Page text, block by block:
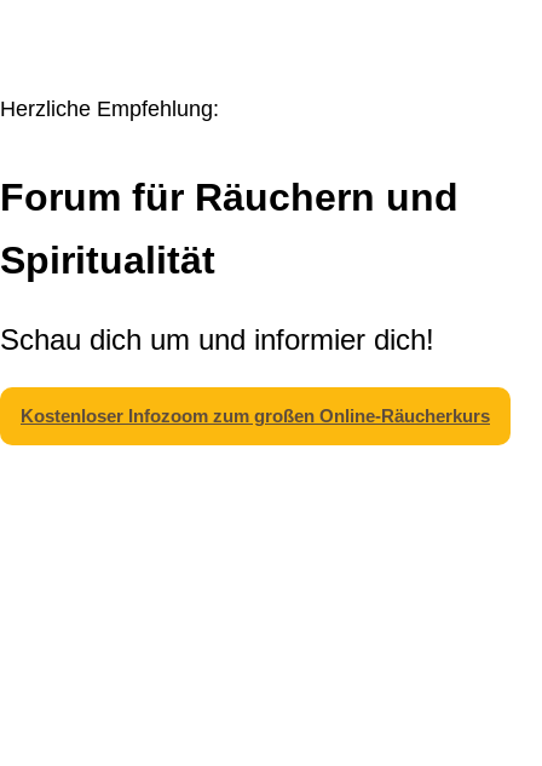
Herzliche Empfehlung:
Forum für Räuchern und
Spiritualität
Schau dich um und informier dich!
Kostenloser Infozoom zum großen Online-Räucherkurs